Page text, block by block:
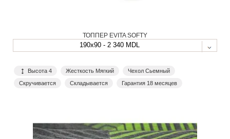
ТОППЕР EVITA SOFTY
190x90 - 2 340 MDL
Высота 4 Жесткость Мягкий
Чехол Сьемный
Скручивается
Складывается Гарантия 18 месяцев